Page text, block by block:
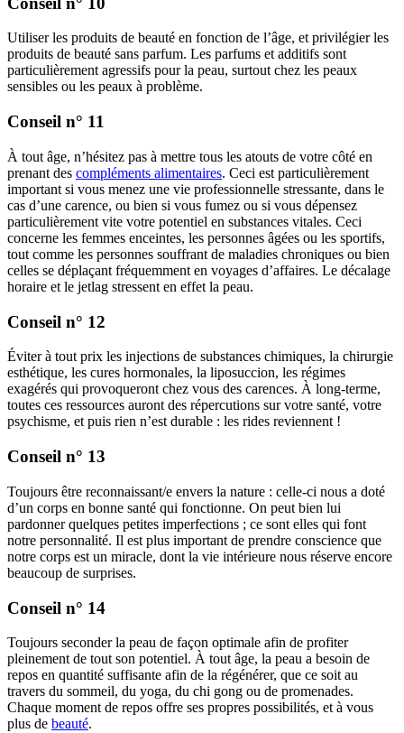
Utiliser les produits de beauté en fonction de l’âge, et privilégier les
produits de beauté sans parfum. Les parfums et additifs sont
particulièrement agressifs pour la peau, surtout chez les peaux
sensibles ou les peaux à problème.
Conseil n° 11
À tout âge, n’hésitez pas à mettre tous les atouts de votre côté en
prenant des compléments alimentaires. Ceci est particulièrement
important si vous menez une vie professionnelle stressante, dans le
cas d’une carence, ou bien si vous fumez ou si vous dépensez
particulièrement vite votre potentiel en substances vitales. Ceci
concerne les femmes enceintes, les personnes âgées ou les sportifs,
tout comme les personnes souffrant de maladies chroniques ou bien
celles se déplaçant fréquemment en voyages d’affaires. Le décalage
horaire et le jetlag stressent en effet la peau.
Conseil n° 12
Éviter à tout prix les injections de substances chimiques, la chirurgie
esthétique, les cures hormonales, la liposuccion, les régimes
exagérés qui provoqueront chez vous des carences. À long-terme,
toutes ces ressources auront des répercutions sur votre santé, votre
psychisme, et puis rien n’est durable : les rides reviennent !
Conseil n° 13
Toujours être reconnaissant/e envers la nature : celle-ci nous a doté
d’un corps en bonne santé qui fonctionne. On peut bien lui
pardonner quelques petites imperfections ; ce sont elles qui font
notre personnalité. Il est plus important de prendre conscience que
notre corps est un miracle, dont la vie intérieure nous réserve encore
beaucoup de surprises.
Conseil n° 14
Toujours seconder la peau de façon optimale afin de profiter
pleinement de tout son potentiel. À tout âge, la peau a besoin de
repos en quantité suffisante afin de la régénérer, que ce soit au
travers du sommeil, du yoga, du chi gong ou de promenades.
Chaque moment de repos offre ses propres possibilités, et à vous
plus de beauté.